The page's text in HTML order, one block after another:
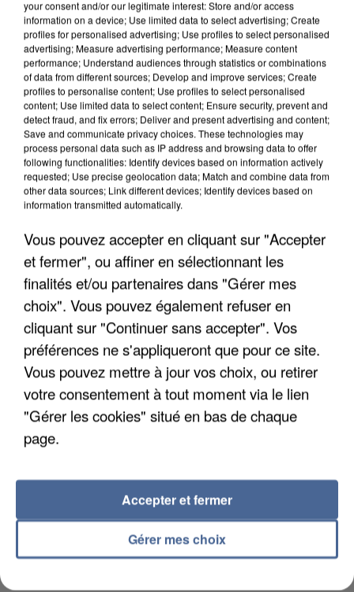
UN SECOND CADRE DE LA DZ MAFIA
UNE TOURISTE DE L’OISE EMPORTÉE PAR UNE
your consent and/or our legitimate interest: Store and/or access
information on a device; Use limited data to select advertising; Create
profiles for personalised advertising; Use profiles to select personalised
advertising; Measure advertising performance; Measure content
performance; Understand audiences through statistics or combinations
of data from different sources; Develop and improve services; Create
profiles to personalise content; Use profiles to select personalised
content; Use limited data to select content; Ensure security, prevent and
detect fraud, and fix errors; Deliver and present advertising and content;
Save and communicate privacy choices. These technologies may
process personal data such as IP address and browsing data to offer
following functionalities: Identify devices based on information actively
requested; Use precise geolocation data; Match and combine data from
other data sources; Link different devices; Identify devices based on
information transmitted automatically.
Vous pouvez accepter en cliquant sur "Accepter
et fermer", ou affiner en sélectionnant les
finalités et/ou partenaires dans "Gérer mes
choix". Vous pouvez également refuser en
cliquant sur "Continuer sans accepter". Vos
préférences ne s'appliqueront que pour ce site.
Vous pouvez mettre à jour vos choix, ou retirer
votre consentement à tout moment via le lien
"Gérer les cookies" situé en bas de chaque
page.
Gérer mes choix
Accepter et fermer